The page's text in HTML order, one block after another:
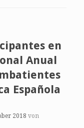
en
Anual
Española
2018 von